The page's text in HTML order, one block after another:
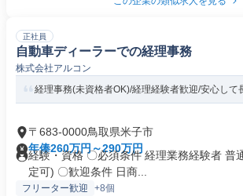
正社員
自動車ディーラーでの経理事務
株式会社アルコン
経理事務(未資格者OK)/経理経験者歓迎/安心して
〒683-0000鳥取県米子市
年俸260万円～290万円
経験・資格 〇必須条件 経理業務経験者 普
定可) 〇歓迎条件 日商...
フリーター歓迎 +8個